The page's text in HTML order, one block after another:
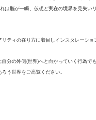
は脳が一瞬、仮想と実在の境界を見失い
ティの在り方に着目しインスタレーショ
分の外側(世界)へと向かっていく行為でも
う世界をご高覧ください。